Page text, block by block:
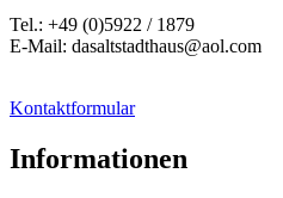
Tel.: +49 (0)5922 / 1879
E-Mail: dasaltstadthaus@aol.com
Kontaktformular
Informationen